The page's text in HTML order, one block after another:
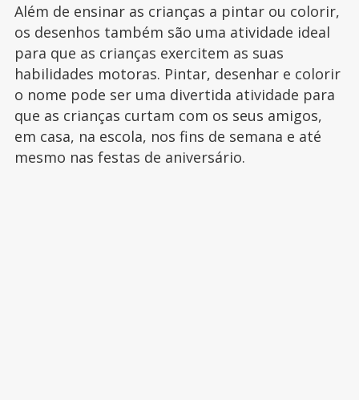
Além de ensinar as crianças a pintar ou colorir,
os desenhos também são uma atividade ideal
para que as crianças exercitem as suas
habilidades motoras. Pintar, desenhar e colorir
o nome pode ser uma divertida atividade para
que as crianças curtam com os seus amigos,
em casa, na escola, nos fins de semana e até
mesmo nas festas de aniversário.